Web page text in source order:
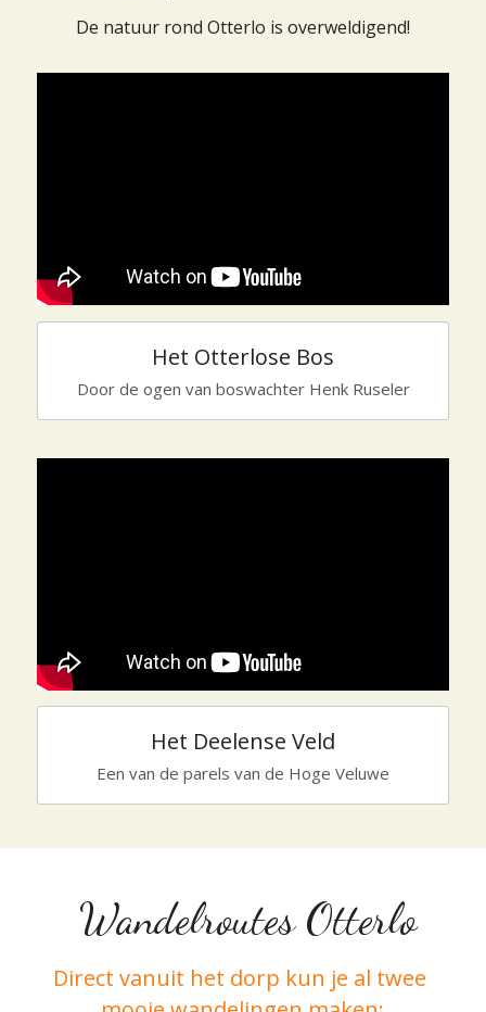
De natuur rond Otterlo is overweldigend!
Het Otterlose Bos
Door de ogen van boswachter Henk Ruseler
Het Deelense Veld
Een van de parels van de Hoge Veluwe
Wandelroutes Otterlo
Direct vanuit het dorp kun je al twee